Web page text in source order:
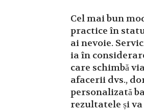
Cel mai bun
practice în
ai nevoie.
ia în
care schimbă
afacerii dvs.,
personalizată
rezultatele și